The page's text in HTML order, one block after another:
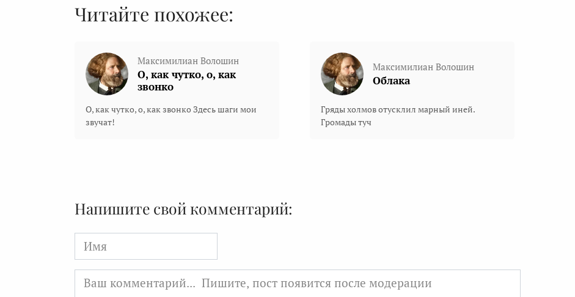
Читайте похожее:
Максимилиан Волошин
О, как чутко, о, как
звонко
О, как чутко, о, как звонко Здесь шаги мои
звучат!
Максимилиан Волошин
Облака
Гряды холмов отусклил марный иней.
Громады туч
Напишите свой комментарий:
Имя